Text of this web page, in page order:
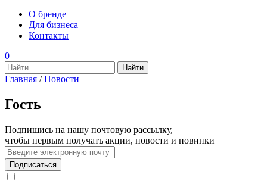
О бренде
Для бизнеса
Контакты
0
Главная / Новости
Гость
Подпишись на нашу почтовую рассылку,
чтобы первым получать акции, новости и новинки
Подписаться